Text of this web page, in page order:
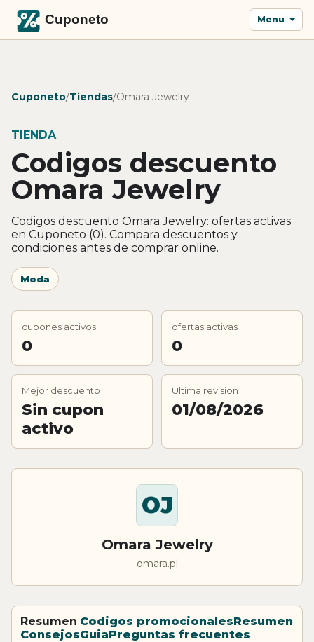
Menu
Cuponeto/Tiendas/Omara Jewelry
TIENDA
Codigos descuento
Omara Jewelry
Codigos descuento Omara Jewelry: ofertas activas
en Cuponeto (0). Compara descuentos y
condiciones antes de comprar online.
Moda
cupones activos
0
ofertas activas
0
Mejor descuento
Sin cupon
activo
Ultima revision
01/08/2026
OJ
Omara Jewelry
omara.pl
Resumen Codigos promocionalesResumen
ConsejosGuiaPreguntas frecuentes